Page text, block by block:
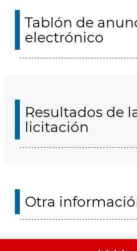
Tablón de
electrónico
Resultados de
licitación
Otra